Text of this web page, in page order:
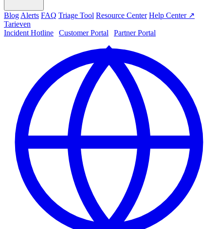
Blog Alerts FAQ Triage Tool Resource Center Help Center ↗
Tarieven
Incident Hotline
Customer Portal Partner Portal